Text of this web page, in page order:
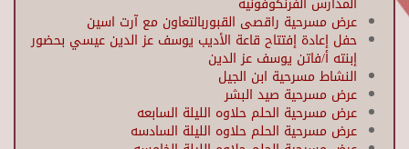
عرض مسرحية راقصى القبوربالتعاون مع آرت اسين
حفل إعادة إفتتاح قاعة الأديب يوسف عز الدين عيسي بحضور
إبنته أ/فاتن يوسف عز الدين
النشاط مسرحية ابن الجيل
عرض مسرحية صيد البشر
عرض مسرحية الحلم حلاوه الليلة السابعه
عرض مسرحية الحلم حلاوه الليلة السادسه